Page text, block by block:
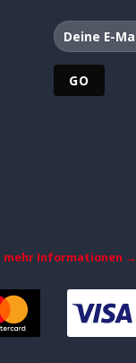
mehr Informationen →